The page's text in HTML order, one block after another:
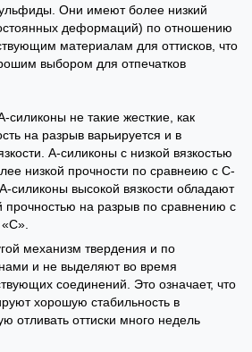
Они имеют более низкий
деформаций) по отношению
материалам для оттисков, что
выбором для отпечатков
не такие жесткие, как
на разрыв варьируется и в
А-силиконы с низкой вязкостью
низкой прочности по сравнеию с С-
силиконы высокой вязкости обладают
прочностью на разрыв по сравнению с
механизм твердения и по
и не выделяют во время
соединений. Это означает, что
хорошую стабильность в
отливать оттиски много недель